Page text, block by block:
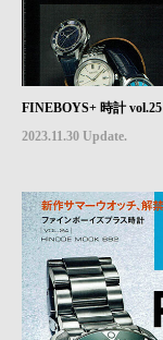
FINEBOYS+ 時計 vol.25
2023.11.30 Update.